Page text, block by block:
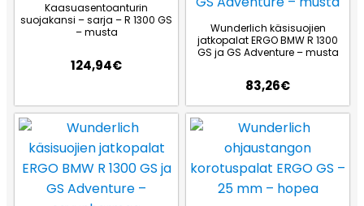
Kaasuasentoanturin
suojakansi – sarja – R 1300 GS
– musta
124,94€
Wunderlich käsisuojien
jatkopalat ERGO BMW R 1300
GS ja GS Adventure – musta
83,26€